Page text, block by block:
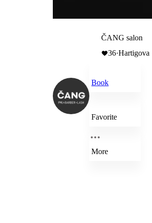
ČANG salon
36·Hartigova
Book
Favorite
More